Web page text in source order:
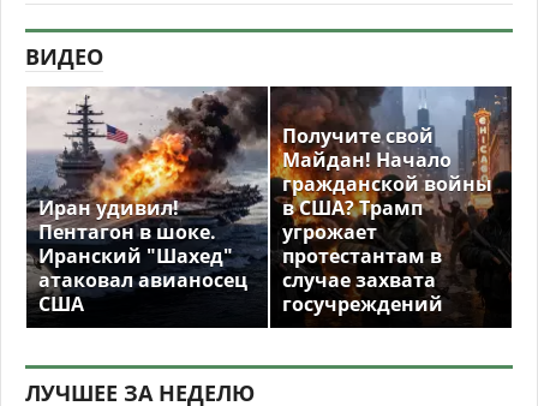
ВИДЕО
Иран удивил!
Пентагон в шоке.
Иранский "Шахед"
атаковал авианосец
США
Получите свой
Майдан! Начало
гражданской войны
в США? Трамп
угрожает
протестантам в
случае захвата
госучреждений
ЛУЧШЕЕ ЗА НЕДЕЛЮ